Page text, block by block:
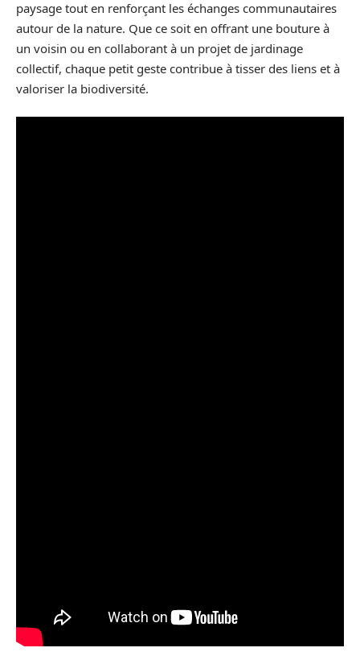
paysage tout en renforçant les échanges communautaires
autour de la nature. Que ce soit en offrant une bouture à
un voisin ou en collaborant à un projet de jardinage
collectif, chaque petit geste contribue à tisser des liens et à
valoriser la biodiversité.